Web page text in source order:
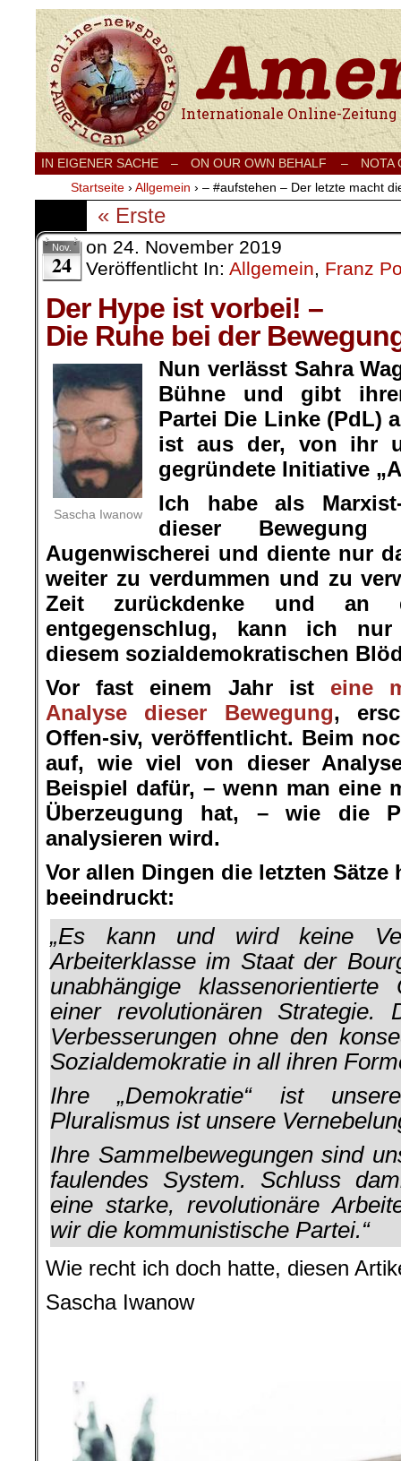
Internationale Onlinezeitung für Frieden,
IN EIGENER SACHE – ON OUR OWN BEHALF –
NOTA
Startseite › Allgemein › – #aufstehen – Der letzte macht
« Erste
Nov.
24
on 24. November 2019
Veröffentlicht In: Allgemein, Franz
Der Hype ist vorbei! –
Die Ruhe bei der
Sascha Iwanow
Nun verlässt Sahra
Bühne und gibt
Partei Die Linke (PdL)
ist aus der, von ihr
gegründete Initiative
Ich habe als
dieser
Augenwischerei und diente nur
weiter zu verdummen und zu
Zeit zurückdenke und
entgegenschlug, kann ich
diesem sozialdemokratischen
Vor fast einem Jahr ist eine
Analyse dieser Bewegung,
Offen-siv, veröffentlicht. Beim
auf, wie viel von dieser
Beispiel dafür, – wenn man eine
Überzeugung hat, – wie die
analysieren wird.
Vor allen Dingen die letzten Sätze
beeindruckt:
„Es kann und wird keine
Arbeiterklasse im Staat der
unabhängige
einer revolutionären Strategie.
Verbesserungen ohne den
Sozialdemokratie in all ihren
Ihre „Demokratie“ ist
Pluralismus ist unsere
Ihre Sammelbewegungen sind
faulendes System. Schluss
eine starke, revolutionäre
wir die kommunistische Partei.“
Wie recht ich doch hatte, diesen
Sascha Iwanow